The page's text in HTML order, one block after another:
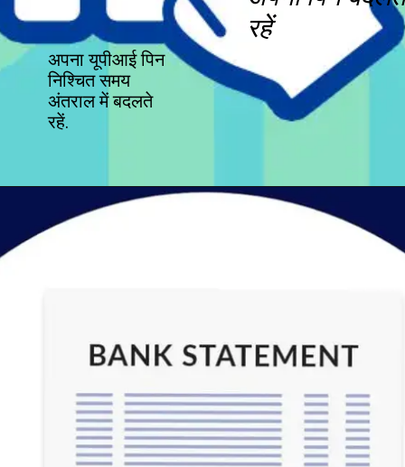
रहें
अपना यूपीआई पिन
निश्चित समय
अंतराल में बदलते
रहें.